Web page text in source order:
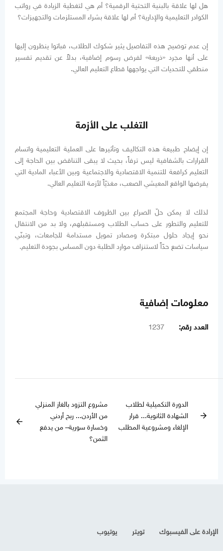
هل لها علاقة بالبنية التحتية الرقمية؟ أم هي لتغطية الزيادة في رواتب
الكوادر التعليمية والإدارية؟ أم لها علاقة بشراء المستلزمات والتجهيزات؟
إن عدم توضيح هذه التفاصيل يثير شكوك الطلاب، فباتوا ينظرون إليها
على أنها مجرد «ذريعة» لفرض رسوم إضافية، بدلاً عن تقديم تفسير
منطقي للتحديات التي يواجهها قطاع التعليم العالي.
التغلب على الأزمة
إن إيضاح طبيعة هذه التكاليف وتأثيرها على العملية التعليمية واتسام
القرارات بالشفافية ليس ترفاً، بحيث لا يبقى التناقض بين الحاجة إلى
التعليم كرافعة للتنمية الاقتصادية والاجتماعية وبين الأعباء المادية التي
يفرضها الواقع المعيشي الصعب، مغذيّاً لأزمة التعليم العالي.
لذلك لا يمكن حلّ الصراع بين الظروف الاقتصادية وحاجة المجتمع
للتعليم والتطور على حساب الطلاب ومستقبلهم، ولا بد من الانتقال
نحو إيجاد حلول مبتكرة ومصادر تمويل مستدامة للجامعات، وتبنّي
سياسات تضع حدّاً لاستنزاف موارد الطلبة دون المساس بجودة التعليم.
معلومات إضافية
العدد رقم: 1237
arrow_forward
الدورة التكميلية لطلاب
الشهادة الثانوية... قرار
الإلغاء ومشروعية المطلب
مشروع التزود بالغاز المنزلي
من الأردن... ربح أردني
وخسارة سورية– من يدفع
الثمن؟
arrow_back
الإرادة على الفيسبوك تويتر يوتيوب